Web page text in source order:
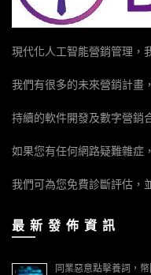
現代化人工智能營銷管理，
我們有很多的未來營銷計畫
持續的軟件開發及數字營銷
如果您有任何網路疑難雜症
我們可為您免費診斷評估，
最 新 發 佈 資 訊
同業惡意點擊養詞，